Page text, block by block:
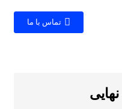
تماس با ما